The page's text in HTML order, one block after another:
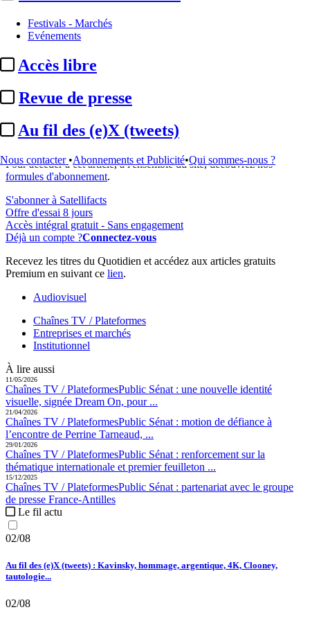
Festivals - Marchés
Evénements
Accès libre
Revue de presse
Au fil des (e)X (tweets)
Nous contacter •Abonnements et Publicité•Qui sommes-nous ?
Cet article est réservé à nos abonnés
98% reste à lire
Pour accéder à cet article, à l'ensemble du site, découvrez nos
formules d'abonnement.
S'abonner à Satellifacts
Offre d'essai 8 jours
Accès intégral gratuit - Sans engagement
Déjà un compte ?Connectez-vous
Recevez les titres du Quotidien et accédez aux articles gratuits
Premium en suivant ce lien.
Audiovisuel
Chaînes TV / Plateformes
Entreprises et marchés
Institutionnel
À lire aussi
11/05/2026
Chaînes TV / PlateformesPublic Sénat : une nouvelle identité
visuelle, signée Dream On, pour ...
21/04/2026
Chaînes TV / PlateformesPublic Sénat : motion de défiance à
l’encontre de Perrine Tarneaud, ...
29/01/2026
Chaînes TV / PlateformesPublic Sénat : renforcement sur la
thématique internationale et premier feuilleton ...
15/12/2025
Chaînes TV / PlateformesPublic Sénat : partenariat avec le groupe
de presse France-Antilles
Le fil actu
02/08
Au fil des (e)X (tweets) : Kavinsky, hommage, argentique, 4K, Clooney,
tautologie...
02/08